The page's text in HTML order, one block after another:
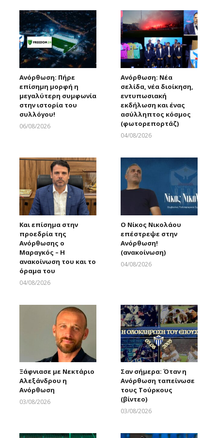
Ανόρθωση: Πήρε
επίσημη μορφή η
μεγαλύτερη συμφωνία
στην ιστορία του
συλλόγου!
06/08/2026
Ανόρθωση: Νέα
σελίδα, νέα διοίκηση,
εντυπωσιακή
εκδήλωση και ένας
ασύλληπτος κόσμος
(φωτορεπορτάζ)
04/08/2026
Και επίσημα στην
προεδρία της
Ανόρθωσης ο
Μαραγκός – Η
ανακοίνωση του και το
όραμα του
04/08/2026
Ο Νίκος Νικολάου
επέστρεψε στην
Ανόρθωση!
(ανακοίνωση)
04/08/2026
Ξάφνιασε με Νεκτάριο
Αλεξάνδρου η
Ανόρθωση
03/08/2026
Σαν σήμερα: Όταν η
Ανόρθωση ταπείνωσε
τους Τούρκους
(βίντεο)
03/08/2026